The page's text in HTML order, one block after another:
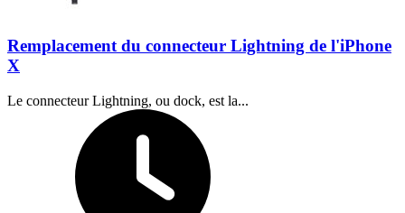
Remplacement du connecteur Lightning de l'iPhone
X
Le connecteur Lightning, ou dock, est la...